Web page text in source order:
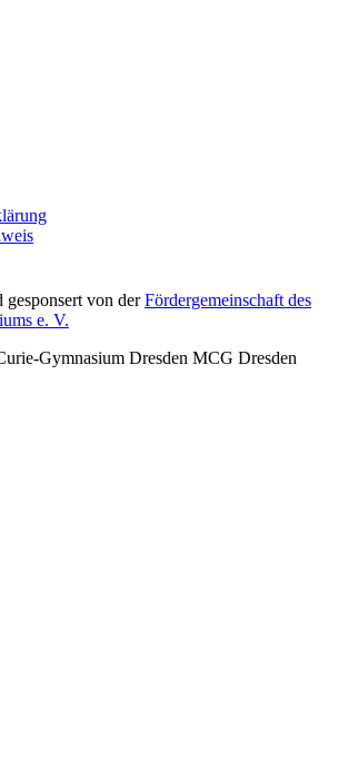
gesponsert von derFördergemeinschaft des
e. V.
Gymnasium Dresden MCG Dresden